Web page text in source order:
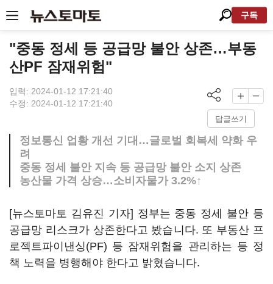
구독
"중동 정세 등 공급망 불안 상존…부동
산PF 잠재위험"
입력: 2024-01-12 17:21:40
수정: 2024-01-12 17:21:40
답글쓰기
정보통신 업황 개선 기대…글로벌 회복세 약화 우
려
중동 정세 불안 지속 등 공급망 불안 소지 상존
농산물 가격 상승…소비자물가 3.2%↑
[뉴스토마토 김유진 기자] 정부는 중동 정세 불안 등
공급망 리스크가 상존한다고 봤습니다. 또 부동산 프
로젝트파이낸싱(PF) 등 잠재위험을 관리하는 등 정
책 노력을 병행해야 한다고 밝혔습니다.